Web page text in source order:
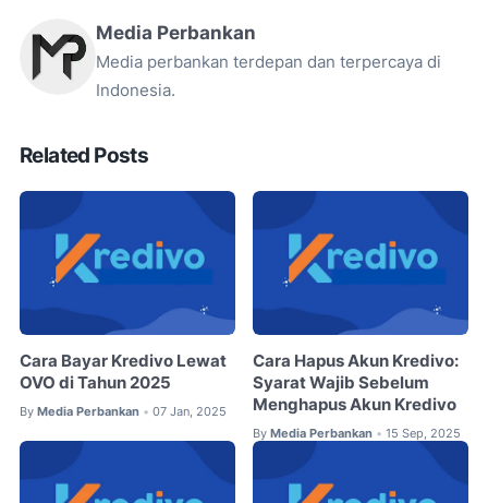
Media Perbankan
Media perbankan terdepan dan terpercaya di
Indonesia.
Related Posts
Cara Bayar Kredivo Lewat
OVO di Tahun 2025
By Media Perbankan • 07 Jan, 2025
Cara Hapus Akun Kredivo:
Syarat Wajib Sebelum
Menghapus Akun Kredivo
By Media Perbankan • 15 Sep, 2025